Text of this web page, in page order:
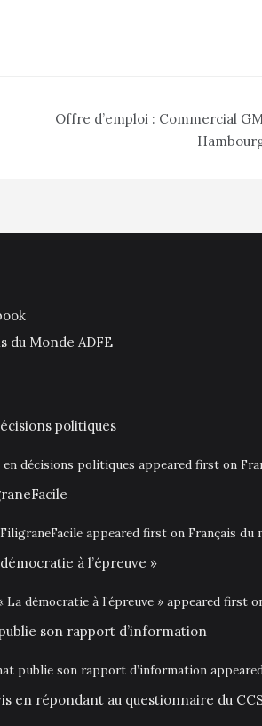
Offre d’emploi : Commercial
du Monde ADFE
politiques
décisions politiques appeared first on
appeared first on Français du
à l’épreuve »
démocratie à l’épreuve » appeared first
son rapport d’information
publie son rapport d’information
en répondant au questionnaire du